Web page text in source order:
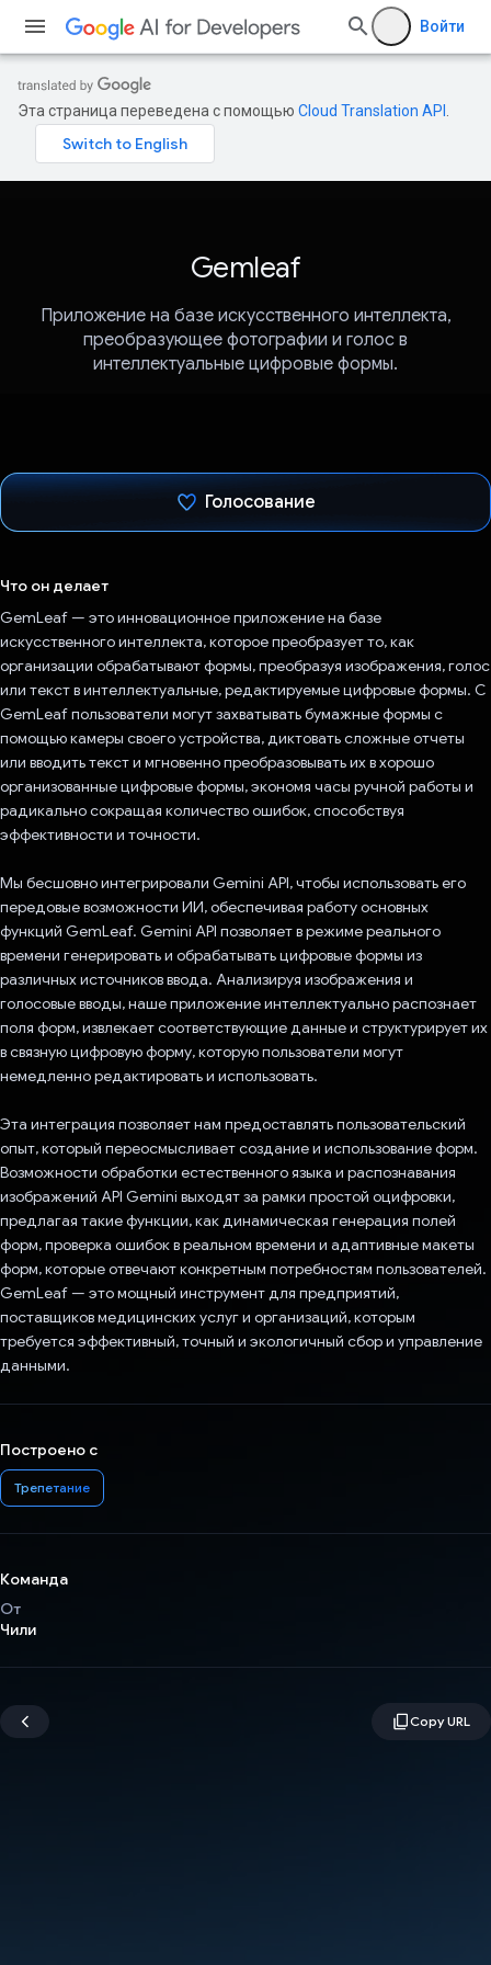
Войти
Эта страница переведена с помощью Cloud Translation API
Gemleaf
Приложение на базе искусственного интеллекта,
преобразующее фотографии и голос в
интеллектуальные цифровые формы.
Голосование
Что он делает
GemLeaf — это инновационное приложение на базе
искусственного интеллекта, которое преобразует то, как
организации обрабатывают формы, преобразуя изображения, голос
или текст в интеллектуальные, редактируемые цифровые формы. С
GemLeaf пользователи могут захватывать бумажные формы с
помощью камеры своего устройства, диктовать сложные отчеты
или вводить текст и мгновенно преобразовывать их в хорошо
организованные цифровые формы, экономя часы ручной работы и
радикально сокращая количество ошибок, способствуя
эффективности и точности.
Мы бесшовно интегрировали Gemini API, чтобы использовать его
передовые возможности ИИ, обеспечивая работу основных
функций GemLeaf. Gemini API позволяет в режиме реального
времени генерировать и обрабатывать цифровые формы из
различных источников ввода. Анализируя изображения и
голосовые вводы, наше приложение интеллектуально распознает
поля форм, извлекает соответствующие данные и структурирует их
в связную цифровую форму, которую пользователи могут
немедленно редактировать и использовать.
Эта интеграция позволяет нам предоставлять пользовательский
опыт, который переосмысливает создание и использование форм.
Возможности обработки естественного языка и распознавания
изображений API Gemini выходят за рамки простой оцифровки,
предлагая такие функции, как динамическая генерация полей
форм, проверка ошибок в реальном времени и адаптивные макеты
форм, которые отвечают конкретным потребностям пользователей.
GemLeaf — это мощный инструмент для предприятий,
поставщиков медицинских услуг и организаций, которым
требуется эффективный, точный и экологичный сбор и управление
данными.
Построено с
Трепетание
Команда
От
Чили